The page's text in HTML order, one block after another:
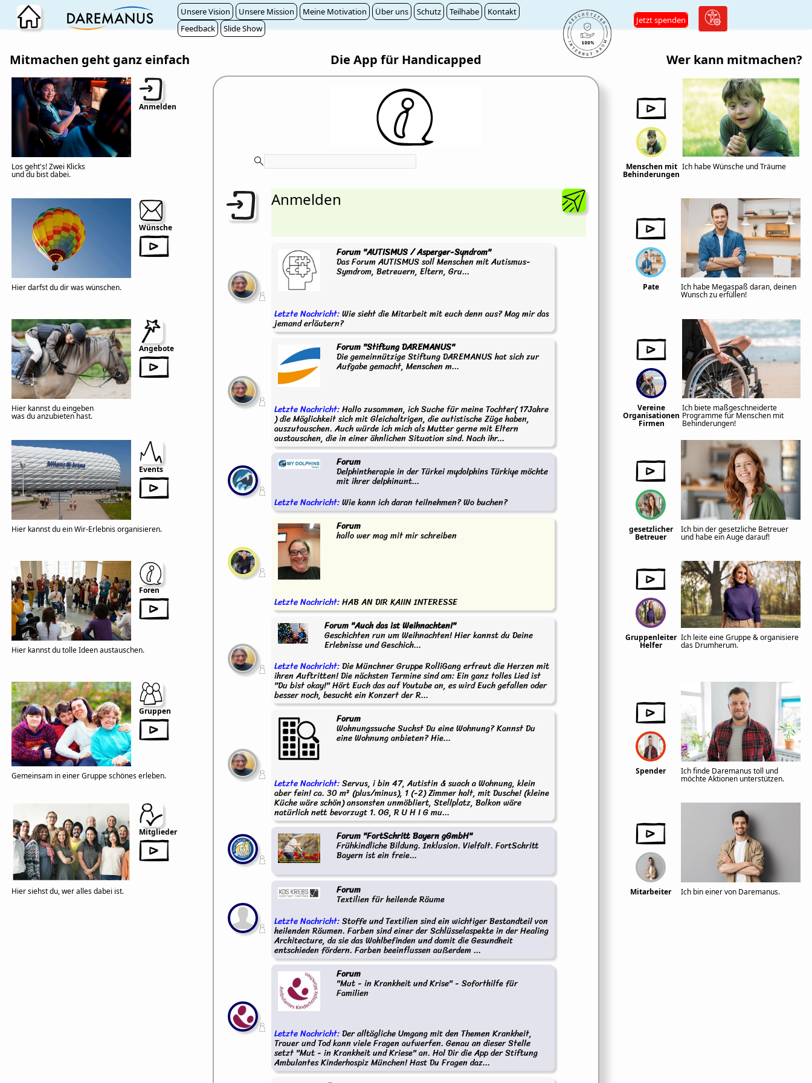
Zum Hauptinhalt wechseln Unsere Vision Unsere Mission Meine Motivation Über uns Schutz Teilhabe
Kontakt
Feedback
Slide Show
Jetzt spenden
Mitmachen geht ganz einfach Die App für Handicapped Wer kann mitmachen?
Anmelden
Los geht's! Zwei Klicks
und du bist dabei.
Wünsche
Hier darfst du dir was wünschen.
Angebote
Hier kannst du eingeben
was du anzubieten hast.
Events
Hier kannst du ein Wir-Erlebnis organisieren.
Foren
Hier kannst du tolle Ideen austauschen.
Gruppen
Gemeinsam in einer Gruppe schönes erleben.
Mitglieder
Hier siehst du, wer alles dabei ist.
Anmelden
Forum "AUTISMUS / Asperger-Syndrom"
Das Forum AUTISMUS soll Menschen mit Autismus-
Symdrom, Betreuern, Eltern, Gru...
Letzte Nachricht:Wie sieht die Mitarbeit mit euch denn aus? Mag mir das
jemand erläutern?
Forum "Stiftung DAREMANUS"
Die gemeinnützige Stiftung DAREMANUS hat sich zur
Aufgabe gemacht, Menschen m...
Letzte Nachricht:Hallo zusammen, ich Suche für meine Tochter( 17Jahre
) die Möglichkeit sich mit Gleichaltrigen, die autistische Züge haben,
auszutauschen. Auch würde ich mich als Mutter gerne mit Eltern
austauschen, die in einer ähnlichen Situation sind. Nach ihr...
Forum
Delphintherapie in der Türkei mydolphins Türkiye möchte
mit ihrer delphinunt...
Letzte Nachricht:Wie kann ich daran teilnehmen? Wo buchen?
Forum
hallo wer mag mit mir schreiben
Letzte Nachricht:HAB AN DIR KAIIN INTERESSE
Forum "Auch das ist Weihnachten!"
Geschichten run um Weihnachten! Hier kannst du Deine
Erlebnisse und Geschich...
Letzte Nachricht:Die Münchner Gruppe RolliGang erfreut die Herzen mit
ihren Auftritten! Die nächsten Termine sind am: Ein ganz tolles Lied ist
"Du bist okay!" Hört Euch das auf Youtube an, es wird Euch gefallen oder
besser noch, besucht ein Konzert der R...
Forum
Wohnungssuche Suchst Du eine Wohnung? Kannst Du
eine Wohnung anbieten? Hie...
Letzte Nachricht:Servus, i bin 47, Autistin & suach a Wohnung, klein
aber fein! ca. 30 m² (plus/minus), 1 (-2) Zimmer halt, mit Dusche! (kleine
Küche wäre schön) ansonsten unmöbliert, Stellplatz, Balkon wäre
natürlich nett bevorzugt 1. OG, R U H I G mu...
Forum "FortSchritt Bayern gGmbH"
Frühkindliche Bildung. Inklusion. Vielfalt. FortSchritt
Bayern ist ein freie...
Forum
Textilien für heilende Räume
Letzte Nachricht:Stoffe und Textilien sind ein wichtiger Bestandteil von
heilenden Räumen. Farben sind einer der Schlüsselaspekte in der Healing
Architecture, da sie das Wohlbefinden und damit die Gesundheit
entschieden fördern. Farben beeinflussen außerdem ...
Forum
"Mut - in Krankheit und Krise" - Soforthilfe für
Familien
Letzte Nachricht:Der alltägliche Umgang mit den Themen Krankheit,
Trauer und Tod kann viele Fragen aufwerfen. Genau an dieser Stelle
setzt "Mut - in Krankheit und Kriese" an. Hol Dir die App der Stiftung
Ambulantes Kinderhospiz München! Hast Du Fragen daz...
Menschen mit
Behinderungen
Ich habe Wünsche und Träume
Pate Ich habe Megaspaß daran, deinen
Wunsch zu erfüllen!
Vereine
Organisationen
Firmen
Ich biete maßgeschneiderte
Programme für Menschen mit
Behinderungen!
gesetzlicher
Betreuer
Ich bin der gesetzliche Betreuer
und habe ein Auge darauf!
Gruppenleiter
Helfer
Ich leite eine Gruppe & organisiere
das Drumherum.
Spender Ich finde Daremanus toll und
möchte Aktionen unterstützen.
Mitarbeiter Ich bin einer von Daremanus.